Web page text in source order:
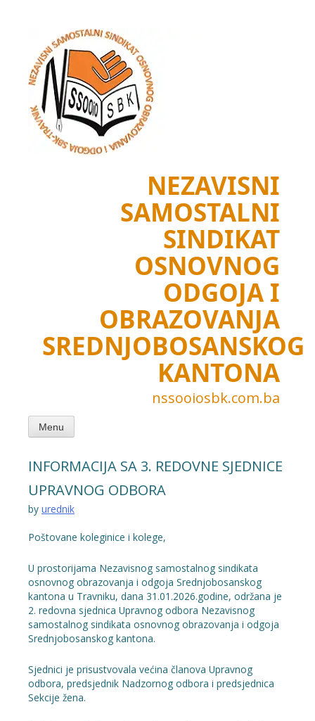
content
NEZAVISNI
SAMOSTALNI
SINDIKAT
OSNOVNOG
ODGOJA I
OBRAZOVANJA
SREDNJOBOSANSKOG
KANTONA
nssooiosbk.com.ba
Menu
INFORMACIJA SA 3. REDOVNE SJEDNICE
UPRAVNOG ODBORA
by urednik
Poštovane koleginice i kolege,
U prostorijama Nezavisnog samostalnog sindikata
osnovnog obrazovanja i odgoja Srednjobosanskog
kantona u Travniku, dana 31.01.2026.godine, održana je
2. redovna sjednica Upravnog odbora Nezavisnog
samostalnog sindikata osnovnog obrazovanja i odgoja
Srednjobosanskog kantona.
Sjednici je prisustvovala većina članova Upravnog
odbora, predsjednik Nadzornog odbora i predsjednica
Sekcije žena.